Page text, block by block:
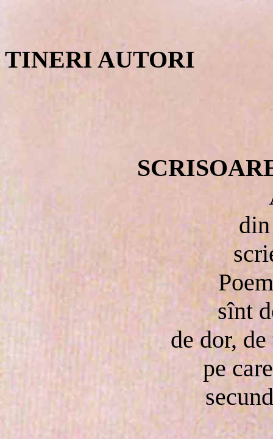
TINERI AUTORI
sînt
de dor,
pe